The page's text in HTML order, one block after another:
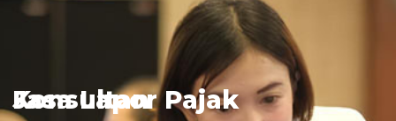
Jasa Lapor Pajak
Konsultan